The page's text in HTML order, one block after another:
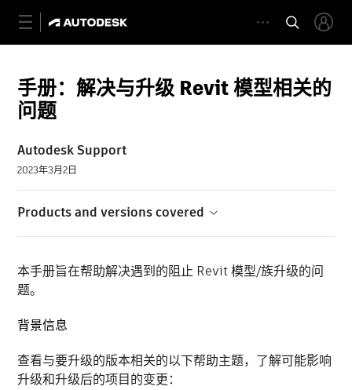
手册：解决与升级 Revit 模型相关的
问题
Autodesk Support
2023年3月2日
Products and versions covered
本手册旨在帮助解决遇到的阻止 Revit 模型/族升级的问
题。
背景信息
查看与要升级的版本相关的以下帮助主题，了解可能影响
升级和升级后的项目的变更：